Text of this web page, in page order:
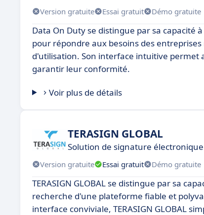
Version gratuite Essai gratuit Démo gratuite
Data On Duty se distingue par sa capacité
pour répondre aux besoins des
d'utilisation. Son interface intuitive permet
garantir leur conformité.
Voir plus de détails
TERASIGN GLOBAL
Solution de signature
Version gratuite Essai gratuit Démo gratuite
TERASIGN GLOBAL se distingue par sa
recherche d'une plateforme fiable et
interface conviviale, TERASIGN GLOBAL